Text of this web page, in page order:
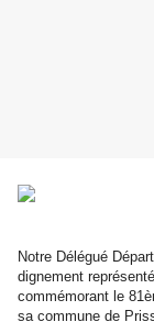
Notre Délégué
dignement
commémorant le
sa commune de